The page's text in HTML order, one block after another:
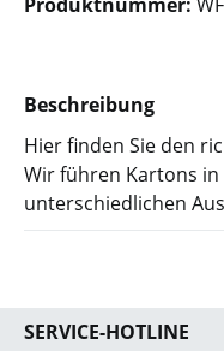
Beschreibung
Hier finden Sie den
Wir führen Kartons
unterschiedlichen
SERVICE-HOTLINE